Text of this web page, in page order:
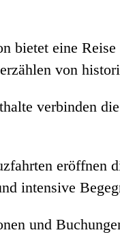
bietet eine
von
verbinden
eröffnen
intensive
und